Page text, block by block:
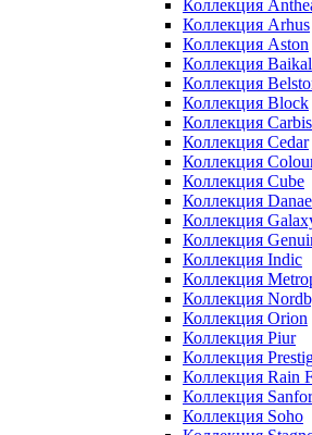
Коллекция
Коллекция Arhus
Коллекция Aston
Коллекция Baikal
Коллекция
Коллекция Block
Коллекция Carbis
Коллекция Cedar
Коллекция
Коллекция Cube
Коллекция Danae
Коллекция
Коллекция
Коллекция Indic
Коллекция
Коллекция
Коллекция Orion
Коллекция Piur
Коллекция
Коллекция Rain
Коллекция
Коллекция Soho